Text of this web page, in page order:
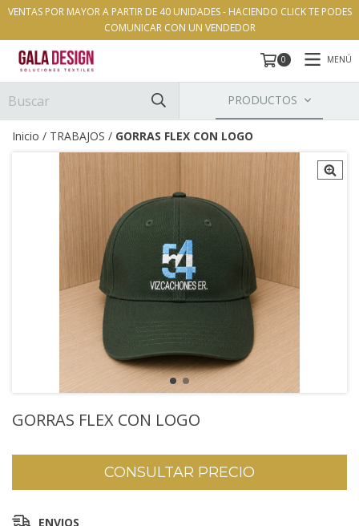
VENTAS POR MAYOR A PARTIR DE 40 UNIDADES - HACIENDO CLICK TE PODES
COMUNICAR CON UN VENDEDOR
0 MENÚ
PRODUCTOS
Inicio / TRABAJOS / GORRAS FLEX CON LOGO
GORRAS FLEX CON LOGO
ENVIOS